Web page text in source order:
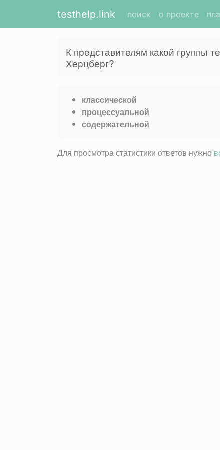
testhelp.link поиск о проекте
К представителям какой группы
Херцберг?
классической
процессуальной
содержательной
Для просмотра статистики ответов нужно